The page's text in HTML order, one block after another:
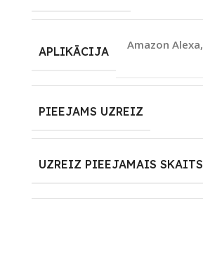
APLIKĀCIJA
Amazon Alexa,
PIEEJAMS UZREIZ
UZREIZ PIEEJAMAIS SKAITS